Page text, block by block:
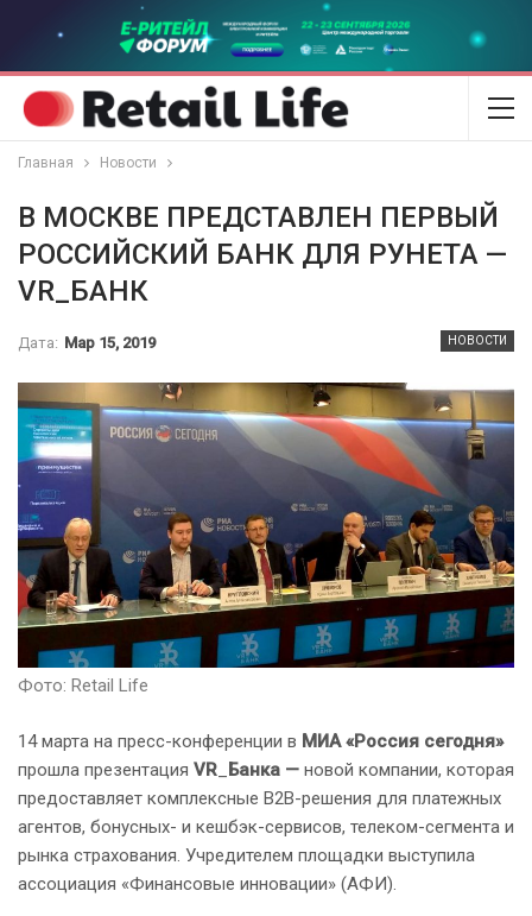
Главная Новости
В МОСКВЕ ПРЕДСТАВЛЕН ПЕРВЫЙ
РОССИЙСКИЙ БАНК ДЛЯ РУНЕТА —
VR_БАНК
НОВОСТИ
Дата: Мар 15, 2019
Фото: Retail Life
14 марта на пресс-конференции в МИА «Россия сегодня»
прошла презентация VR Банка — новой компании, которая
предоставляет комплексные B2B-решения для платежных
агентов, бонусных- и кешбэк-сервисов, телеком-сегмента и
рынка страхования. Учредителем площадки выступила
ассоциация «Финансовые инновации» (АФИ).